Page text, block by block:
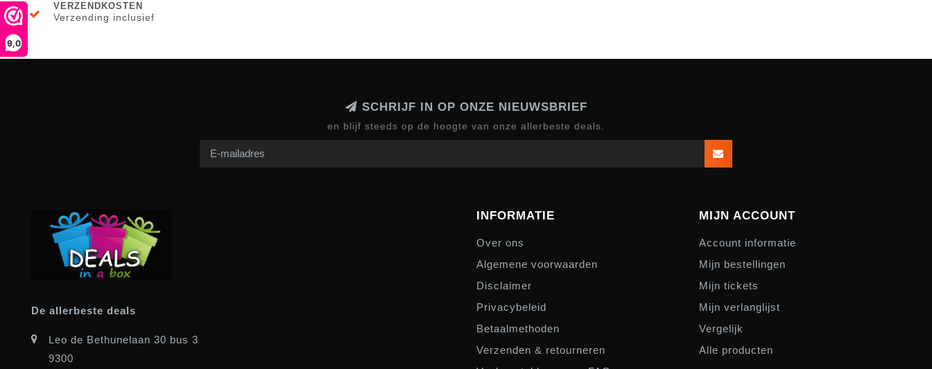
9,0
VERZENDKOSTEN
Verzending inclusief
SCHRIJF IN OP ONZE NIEUWSBRIEF
en blijf steeds op de hoogte van onze allerbeste deals.
De allerbeste deals
Leo de Bethunelaan 30 bus 3
9300
INFORMATIE
Over ons
Algemene voorwaarden
Disclaimer
Privacybeleid
Betaalmethoden
Verzenden & retourneren
MIJN ACCOUNT
Account informatie
Mijn bestellingen
Mijn tickets
Mijn verlanglijst
Vergelijk
Alle producten